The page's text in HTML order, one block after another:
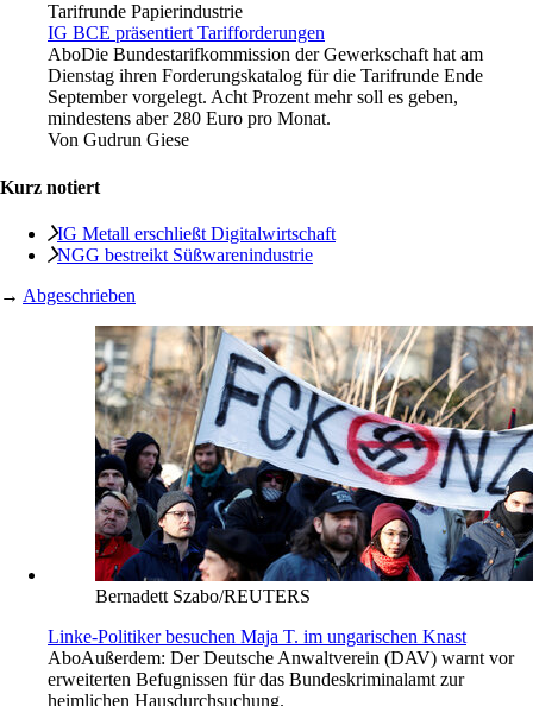
Tarifrunde Papierindustrie
IG BCE präsentiert Tarifforderungen
AboDie Bundestarifkommission der Gewerkschaft hat am
Dienstag ihren Forderungskatalog für die Tarifrunde Ende
September vorgelegt. Acht Prozent mehr soll es geben,
mindestens aber 280 Euro pro Monat.
Von Gudrun Giese
Kurz notiert
IG Metall erschließt Digitalwirtschaft
NGG bestreikt ­Süßwaren­industrie
→ Abgeschrieben
Bernadett Szabo/REUTERS
Linke-Politiker besuchen Maja T. im ungarischen Knast
AboAußerdem: Der Deutsche Anwaltverein (DAV) warnt vor
erweiterten Befugnissen für das Bundeskriminalamt zur
heimlichen Hausdurchsuchung.